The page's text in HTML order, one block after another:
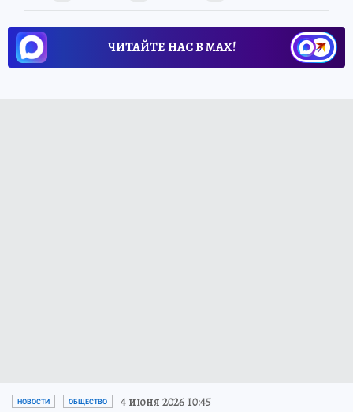
ЧИТАЙТЕ НАС В МАХ!
НОВОСТИ ОБЩЕСТВО 4 июня 2026 10:45